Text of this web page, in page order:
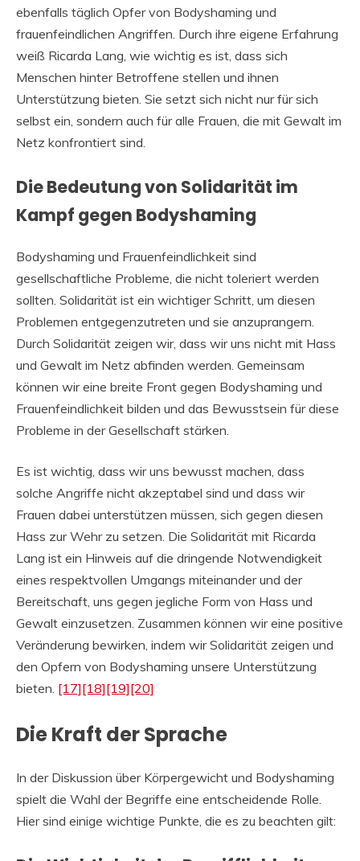
ebenfalls täglich Opfer von Bodyshaming und
frauenfeindlichen Angriffen. Durch ihre eigene Erfahrung
weiß Ricarda Lang, wie wichtig es ist, dass sich
Menschen hinter Betroffene stellen und ihnen
Unterstützung bieten. Sie setzt sich nicht nur für sich
selbst ein, sondern auch für alle Frauen, die mit Gewalt im
Netz konfrontiert sind.
Die Bedeutung von Solidarität im
Kampf gegen Bodyshaming
Bodyshaming und Frauenfeindlichkeit sind
gesellschaftliche Probleme, die nicht toleriert werden
sollten. Solidarität ist ein wichtiger Schritt, um diesen
Problemen entgegenzutreten und sie anzuprangern.
Durch Solidarität zeigen wir, dass wir uns nicht mit Hass
und Gewalt im Netz abfinden werden. Gemeinsam
können wir eine breite Front gegen Bodyshaming und
Frauenfeindlichkeit bilden und das Bewusstsein für diese
Probleme in der Gesellschaft stärken.
Es ist wichtig, dass wir uns bewusst machen, dass
solche Angriffe nicht akzeptabel sind und dass wir
Frauen dabei unterstützen müssen, sich gegen diesen
Hass zur Wehr zu setzen. Die Solidarität mit Ricarda
Lang ist ein Hinweis auf die dringende Notwendigkeit
eines respektvollen Umgangs miteinander und der
Bereitschaft, uns gegen jegliche Form von Hass und
Gewalt einzusetzen. Zusammen können wir eine positive
Veränderung bewirken, indem wir Solidarität zeigen und
den Opfern von Bodyshaming unsere Unterstützung
bieten. [17][18][19][20]
Die Kraft der Sprache
In der Diskussion über Körpergewicht und Bodyshaming
spielt die Wahl der Begriffe eine entscheidende Rolle.
Hier sind einige wichtige Punkte, die es zu beachten gilt: